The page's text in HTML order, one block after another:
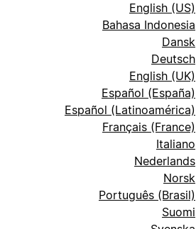
English (US)
Bahasa Indonesia
Dansk
Deutsch
English (UK)
Español (España)
Español (Latinoamérica)
Français (France)
Italiano
Nederlands
Norsk
Português (Brasil)
Suomi